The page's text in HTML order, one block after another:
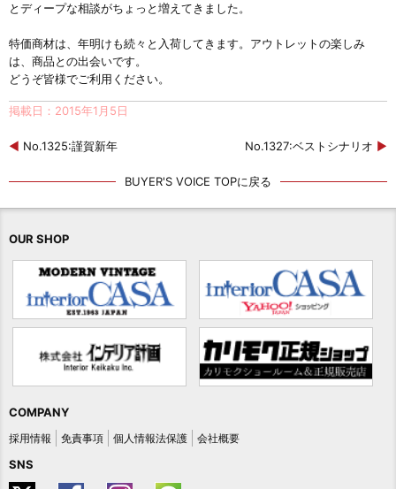
とディープな相談がちょっと増えてきました。
特価商材は、年明けも続々と入荷してきます。アウトレットの楽しみ
は、商品との出会いです。
どうぞ皆様でご利用ください。
掲載日：2015年1月5日
◀ No.1325:謹賀新年 No.1327:ベストシナリオ ▶
BUYER'S VOICE TOPに戻る
OUR SHOP
COMPANY
採用情報 免責事項 個人情報法保護 会社概要
SNS